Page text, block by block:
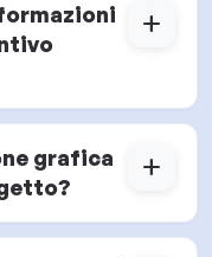
add
grafica
add